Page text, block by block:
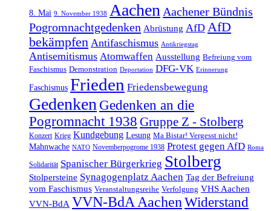
8. Mai 9. November 1938 Aachen Aachener Bündnis
Pogromnachtgedenken Abrüstung AfD AfD
bekämpfen Antifaschismus Antikriegstag
Antisemitismus Atomwaffen Ausstellung Befreiung vom
Faschismus Demonstration Deportation DFG-VK Erinnerung
Faschismus Frieden Friedensbewegung
Gedenken Gedenken an die
Pogromnacht 1938 Gruppe Z - Stolberg
Konzert Krieg Kundgebung Lesung Ma Bistar! Vergesst nicht!
Mahnwache NATO Novemberpogrome 1938 Protest gegen AfD Roma
Solidarität Spanischer Bürgerkrieg Stolberg
Stolpersteine Synagogenplatz Aachen Tag der Befreiung
vom Faschismus Veranstaltungsreihe Verfolgung VHS Aachen
VVN-BdA VVN-BdA AachenWiderstand